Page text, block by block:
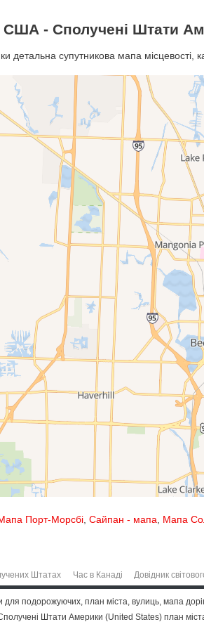
- Сполучені Штати
супутникова мапа місцевості,
Порт-Морсбі Сайпан - мапа Мапа
Штатах Час в Канаді Довідник
подорожуючих, план міста, вулиць, мапа
Штати Америки (United States) план міста